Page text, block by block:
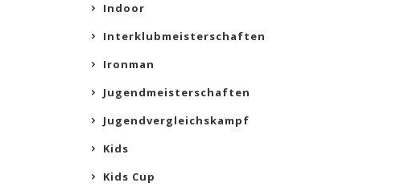
Indoor
Interklubmeisterschaften
Ironman
Jugendmeisterschaften
Jugendvergleichskampf
Kids
Kids Cup